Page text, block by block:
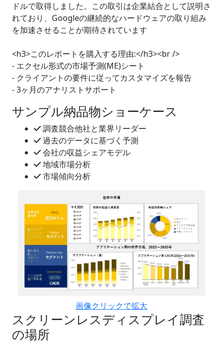
ドルで取得しました。この取引は企業結合として説明さ
れており、Googleの継続的なハードウェアの取り組み
を加速させることが期待されています
<h3>このレポートを購入する理由:</h3><br />
- エクセル形式の市場予測(ME)シート
- クライアントの要件に従ってカスタマイズを報告
- 3ヶ月のアナリストサポート
サンプル納品物ショーケース
調査競合他社と業界リーダー
過去のデータに基づく予測
会社の収益シェアモデル
地域市場分析
市場傾向分析
画像クリックで拡大
スクリーンレスディスプレイ調査
の場所